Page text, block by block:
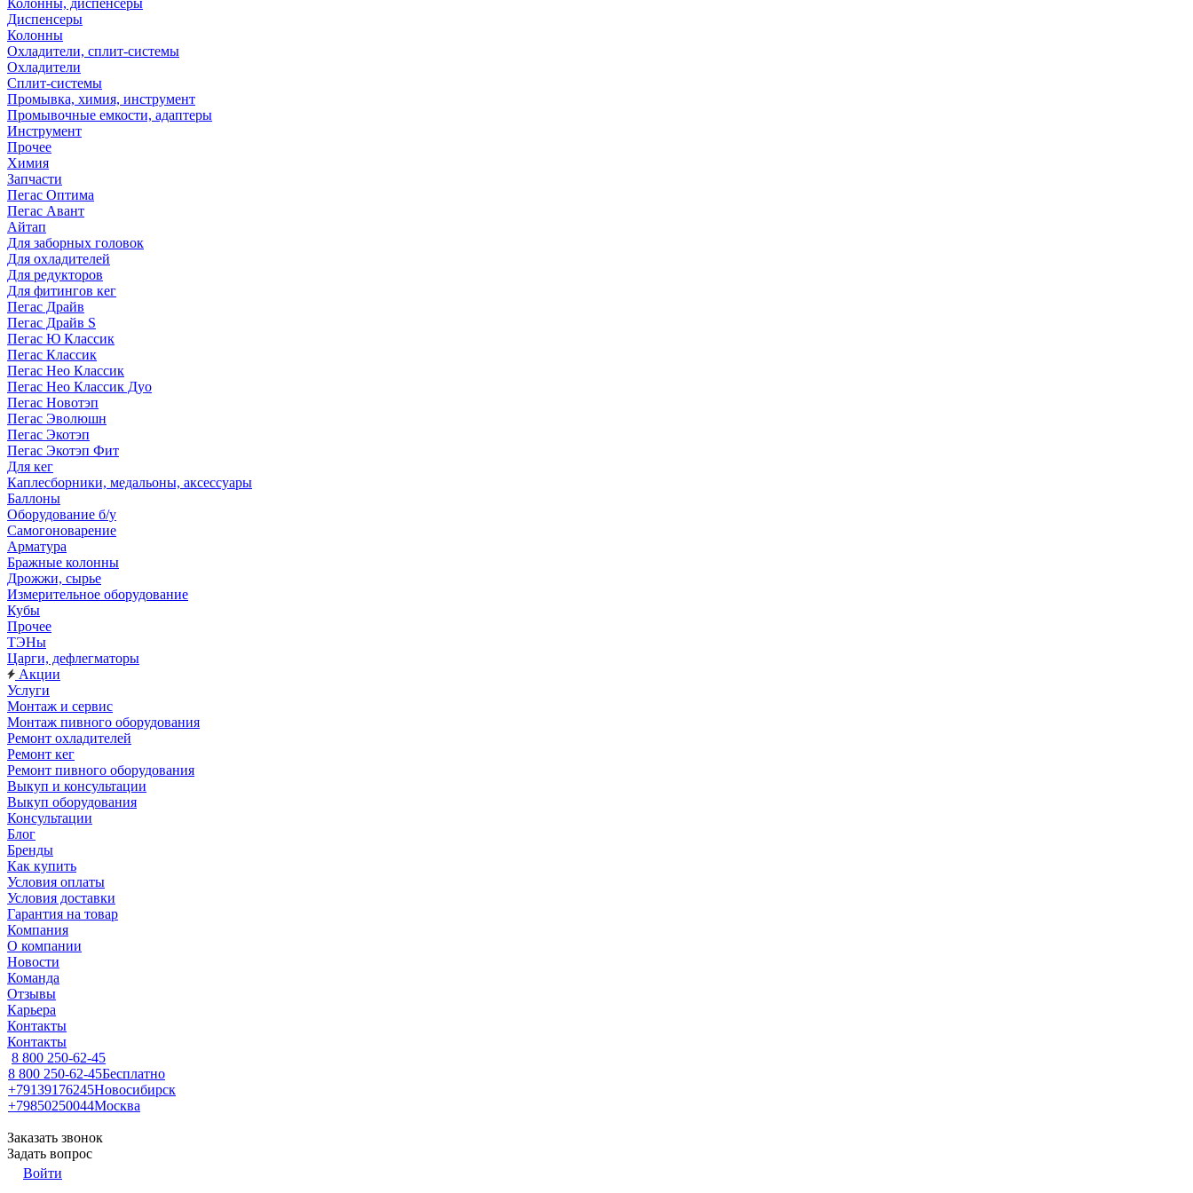
Колонны, диспенсеры
Диспенсеры
Колонны
Охладители, сплит-системы
Охладители
Сплит-системы
Промывка, химия, инструмент
Промывочные емкости, адаптеры
Инструмент
Прочее
Химия
Запчасти
Пегас Оптима
Пегас Авант
Айтап
Для заборных головок
Для охладителей
Для редукторов
Для фитингов кег
Пегас Драйв
Пегас Драйв S
Пегас Ю Классик
Пегас Классик
Пегас Нео Классик
Пегас Нео Классик Дуо
Пегас Новотэп
Пегас Эволюшн
Пегас Экотэп
Пегас Экотэп Фит
Для кег
Каплесборники, медальоны, аксессуары
Баллоны
Оборудование б/у
Самогоноварение
Арматура
Бражные колонны
Дрожжи, сырье
Измерительное оборудование
Кубы
Прочее
ТЭНы
Царги, дефлегматоры
Акции
Услуги
Монтаж и сервис
Монтаж пивного оборудования
Ремонт охладителей
Ремонт кег
Ремонт пивного оборудования
Выкуп и консультации
Выкуп оборудования
Консультации
Блог
Бренды
Как купить
Условия оплаты
Условия доставки
Гарантия на товар
Компания
О компании
Новости
Команда
Отзывы
Карьера
Контакты
Контакты
8 800 250-62-45
8 800 250-62-45Бесплатно
+79139176245Новосибирск
+79850250044Москва
Заказать звонок
Задать вопрос
Войти